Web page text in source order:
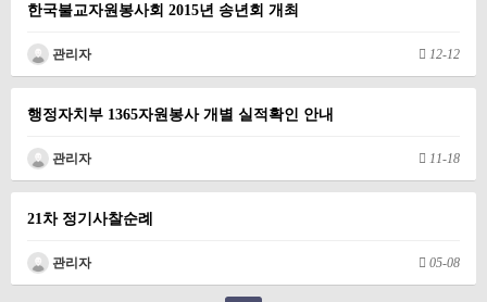
한국불교자원봉사회 2015년 송년회 개최
관리자 12-12
행정자치부 1365자원봉사 개별 실적확인 안내
관리자 11-18
21차 정기사찰순례
관리자 05-08